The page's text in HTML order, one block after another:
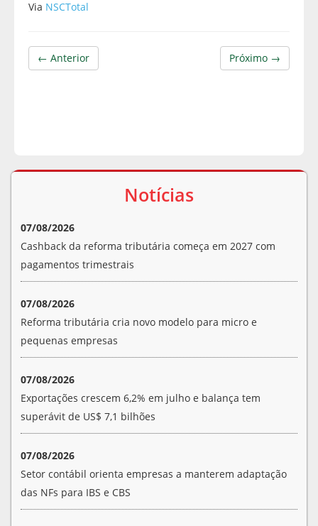
Via NSCTotal
Próximo →
← Anterior
Notícias
07/08/2026
Cashback da reforma tributária começa em 2027 com
pagamentos trimestrais
07/08/2026
Reforma tributária cria novo modelo para micro e
pequenas empresas
07/08/2026
Exportações crescem 6,2% em julho e balança tem
superávit de US$ 7,1 bilhões
07/08/2026
Setor contábil orienta empresas a manterem adaptação
das NFs para IBS e CBS